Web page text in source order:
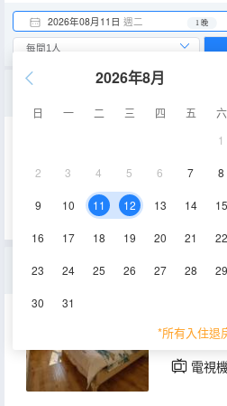
2026年08月11日 週二 1 晚
2026年8月
日 一 二 三 四 五
六
1
2 3 4 5 6 7 8
9 10 11 12 13 14 15
16 17 18 19 20 21 22
23 24 25 26 27 28 29
30 31
*所有入住退
豪華二
90㎡
電視